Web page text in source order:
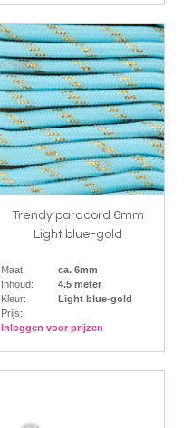
Trendy paracord 6mm
Light blue-gold
Maat:
ca. 6mm
Inhoud:
4.5 meter
Kleur:
Light blue-gold
Prijs:
Inloggen voor prijzen